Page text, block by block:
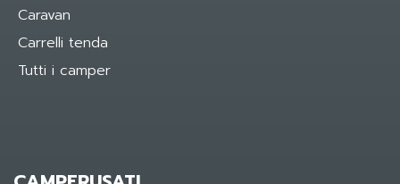
Caravan
Carrelli tenda
Tutti i camper